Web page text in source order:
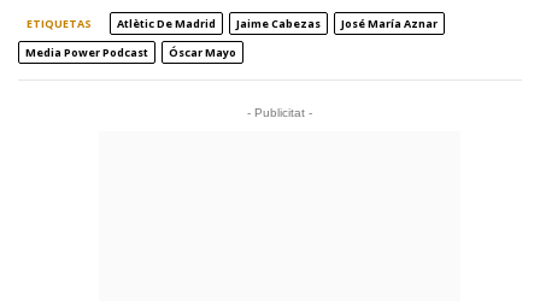
ETIQUETAS Atlètic De Madrid Jaime Cabezas
José María Aznar
Media Power Podcast
Óscar Mayo
- Publicitat -